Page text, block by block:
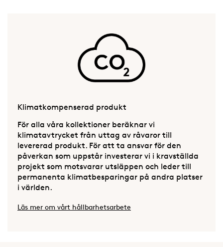
Klimatkompenserad produkt
För alla våra kollektioner beräknar vi
klimatavtrycket från uttag av råvaror till
levererad produkt. För att ta ansvar för den
påverkan som uppstår investerar vi i kravställda
projekt som motsvarar utsläppen och leder till
permanenta klimatbesparingar på andra platser
i världen.
Läs mer om vårt hållbarhetsarbete